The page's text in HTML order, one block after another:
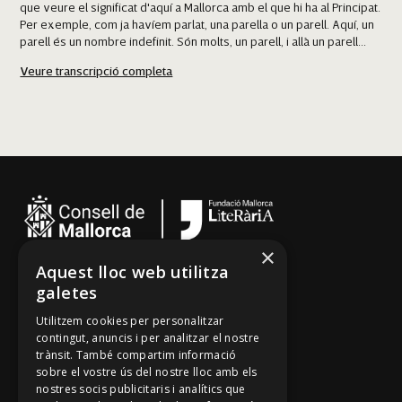
ja vos podeu amagar,
que veure el significat d'aquí a Mallorca amb el que hi ha al Principat.
Per exemple, com ja havíem parlat, una parella o un parell. Aquí, un
parell és un nombre indefinit. Són molts, un parell, i allà un parell...
Són dos.
Sabeu qualcun refrany?
Sabeu qualque llegenda?
Sí, però no sabem sa cançó.
Tothom en xerra d'aquesta llegenda i no sé si hi ha llegenda, hi ha
llegenda de per si.
Veure transcripció completa
Cançoner
Tradicionari
Arxiu Oral
Contacte
×
Aquest lloc web utilitza
galetes
Utilitzem cookies per personalitzar
contingut, anuncis i per analitzar el nostre
trànsit. També compartim informació
sobre el vostre ús del nostre lloc amb els
nostres socis publicitaris i analítics que